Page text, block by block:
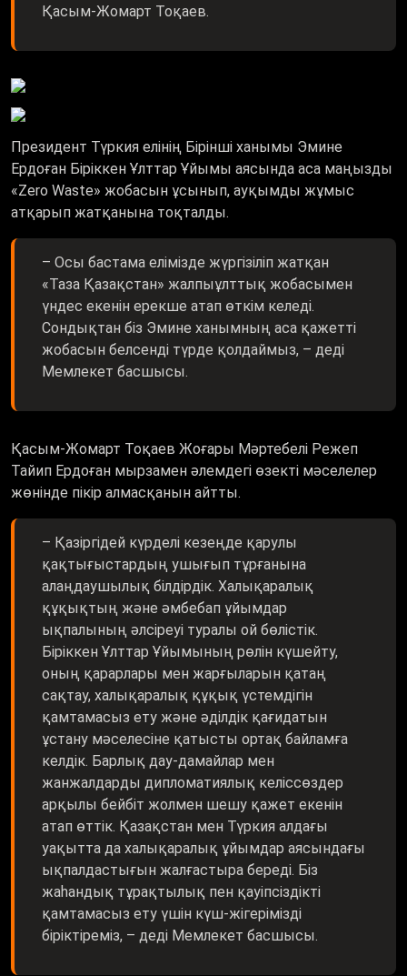
Қасым-Жомарт Тоқаев.
Президент Түркия елінің Бірінші ханымы Эмине
Ердоған Біріккен Ұлттар Ұйымы аясында аса маңызды
«Zero Waste» жобасын ұсынып, ауқымды жұмыс
атқарып жатқанына тоқталды.
– Осы бастама елімізде жүргізіліп жатқан
«Таза Қазақстан» жалпыұлттық жобасымен
үндес екенін ерекше атап өткім келеді.
Сондықтан біз Эмине ханымның аса қажетті
жобасын белсенді түрде қолдаймыз, – деді
Мемлекет басшысы.
Қасым-Жомарт Тоқаев Жоғары Мәртебелі Режеп
Тайип Ердоған мырзамен әлемдегі өзекті мәселелер
жөнінде пікір алмасқанын айтты.
– Қазіргідей күрделі кезеңде қарулы
қақтығыстардың ушығып тұрғанына
алаңдаушылық білдірдік. Халықаралық
құқықтың және әмбебап ұйымдар
ықпалының әлсіреуі туралы ой бөлістік.
Біріккен Ұлттар Ұйымының рөлін күшейту,
оның қарарлары мен жарғыларын қатаң
сақтау, халықаралық құқық үстемдігін
қамтамасыз ету және әділдік қағидатын
ұстану мәселесіне қатысты ортақ байламға
келдік. Барлық дау-дамайлар мен
жанжалдарды дипломатиялық келіссөздер
арқылы бейбіт жолмен шешу қажет екенін
атап өттік. Қазақстан мен Түркия алдағы
уақытта да халықаралық ұйымдар аясындағы
ықпалдастығын жалғастыра береді. Біз
жаһандық тұрақтылық пен қауіпсіздікті
қамтамасыз ету үшін күш-жігерімізді
біріктіреміз, – деді Мемлекет басшысы.